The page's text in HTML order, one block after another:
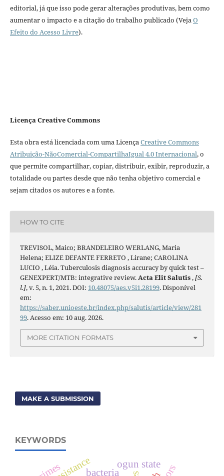
editorial, já que isso pode gerar alterações produtivas, bem como
aumentar o impacto e a citação do trabalho publicado (VejaO
Efeito do Acesso Livre).
Licença Creative Commons
Esta obra está licenciada com uma LicençaCreative Commons
Atribuição-NãoComercial-CompartilhaIgual 4.0 Internacional, o
que permite compartilhar, copiar, distribuir, exibir, reproduzir, a
totalidade ou partes desde que não tenha objetivo comercial e
sejam citados os autores e a fonte.
HOW TO CITE
TREVISOL, Maico; BRANDELEIRO WERLANG, Maria
Helena; ELIZE DEFANTE FERRETO , Lirane; CAROLINA
LUCIO , Léia. Tuberculosis diagnosis accuracy by quick test –
GENEXPERT/MTB: integrative review.Acta Elit Salutis,[S.
l.], v. 5, n. 1, 2021. DOI: 10.48075/aes.v5i1.28199. Disponível
em:
https://saber.unioeste.br/index.php/salutis/article/view/281
99. Acesso em: 10 aug. 2026.
MORE CITATION FORMATS
MAKE A SUBMISSION
KEYWORDS
bacteria
ogun state